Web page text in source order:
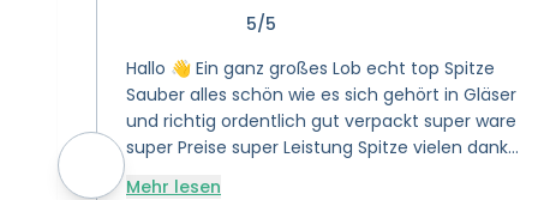
5/5
Hallo 👋 Ein ganz großes Lob echt top Spitze
Sauber alles schön wie es sich gehört in Gläser
und richtig ordentlich gut verpackt super ware
super Preise super Leistung Spitze vielen dank
das euch gibt 👍 Bewertung 15/10 👍👍👍
Mehr lesen